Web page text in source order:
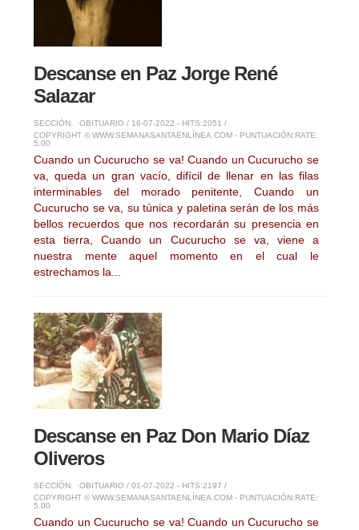
Descanse en Paz Jorge René
Salazar
SECCIÓN: OBITUARIO / 16-07-2022 - HITS:2051 /
COPYRIGHT © WWW.SEMANASANTAENLÍNEA.COM - PUNTUACIÓN:RATE:
5.00
Cuando un Cucurucho se va! Cuando un Cucurucho se
va, queda un gran vacío, difícil de llenar en las filas
interminables del morado penitente, Cuando un
Cucurucho se va, su túnica y paletina serán de los más
bellos recuerdos que nos recordarán su presencia en
esta tierra, Cuando un Cucurucho se va, viene a
nuestra mente aquel momento en el cual le
estrechamos la...
Descanse en Paz Don Mario Díaz
Oliveros
SECCIÓN: OBITUARIO / 01-07-2022 - HITS:2197 /
COPYRIGHT © WWW.SEMANASANTAENLÍNEA.COM - PUNTUACIÓN:RATE:
5.00
Cuando un Cucurucho se va! Cuando un Cucurucho se